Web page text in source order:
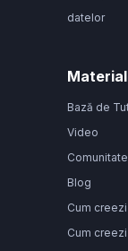
datelor
Bază de
Video
Blog
Cum
Cum